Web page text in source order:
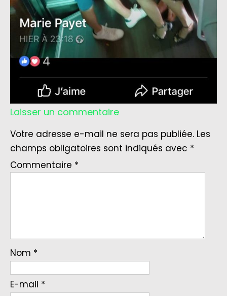
Laisser un commentaire
Votre adresse e-mail ne sera pas publiée. Les
champs obligatoires sont indiqués avec *
Commentaire *
Nom *
E-mail *